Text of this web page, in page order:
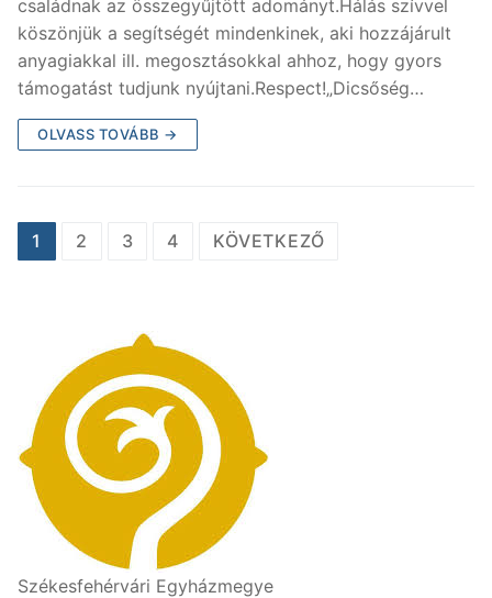
családnak az összegyűjtött adományt.Hálás szívvel
köszönjük a segítségét mindenkinek, aki hozzájárult
anyagiakkal ill. megosztásokkal ahhoz, hogy gyors
támogatást tudjunk nyújtani.Respect!„Dicsőség…
OLVASS TOVÁBB →
1 2 3 4 KÖVETKEZŐ
Székesfehérvári Egyházmegye